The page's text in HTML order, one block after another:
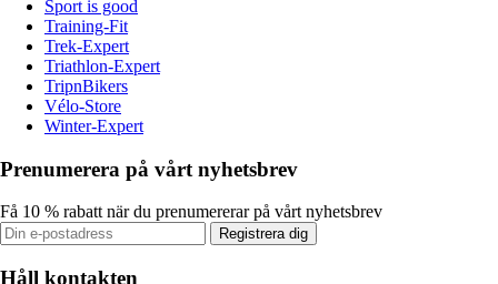
Sport is good
Training-Fit
Trek-Expert
Triathlon-Expert
TripnBikers
Vélo-Store
Winter-Expert
Prenumerera på vårt nyhetsbrev
Få 10 % rabatt när du prenumererar på vårt nyhetsbrev
Registrera dig
Håll kontakten